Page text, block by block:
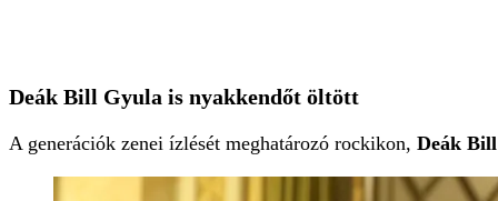
Deák Bill Gyula is nyakkendőt öltött
A generációk zenei ízlését meghatározó rockikon, Deák